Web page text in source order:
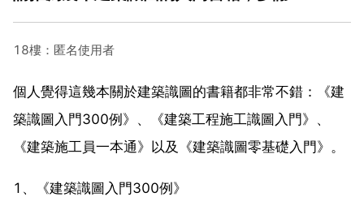
18樓：匿名使用者
個人覺得這幾本關於建築識圖的書籍都非常不錯：《建
築識圖入門300例》、《建築工程施工識圖入門》、
《建築施工員一本通》以及《建築識圖零基礎入門》。
1、《建築識圖入門300例》